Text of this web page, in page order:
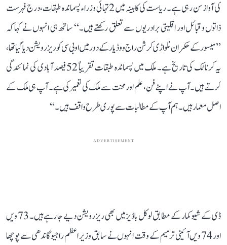
کی آواز سن رہی ہے۔ ریاست کی کابینہ میں 2 تہائی وزراء پسماندہ طبقات، درج فہرست
ذاتوں و قبائل اور اقلیتی برادریوں سے تعلق رکھتے ہیں۔‘‘ ساتھ ہی انہوں نے کہا کہ
’’میسور کے حکمران نلواڑی کرشن راج ووڈیار کے دور میں او بی سی کو ریزرویشن دیا گیا تھا،
یہ کرناٹک کی تاریخ ہے۔ ملک میں پسماندہ طبقات تقریباً 52 فیصد آبادی کی نمائندگی
کرتے ہیں۔ آپ نے اپنے فن، علم اور محنت سے ملک کی تعمیر کی ہے۔ آپ ہی ملک کے
اصل معمار ہیں۔ ہم آپ کے مطالبات سے پوری طرح واقف ہیں۔‘‘
ADVERTISEMENT
ڈی کے شیو کمار کے مطابق لوکل باڈیز میں بھی ریزرویشن دیے جا رہے ہیں۔ 73 ویں
اور 74 ویں آئینی ترمیم کے وقت انہوں نے سابق وزیر اعظم راجیو گاندھی سے پوچھا